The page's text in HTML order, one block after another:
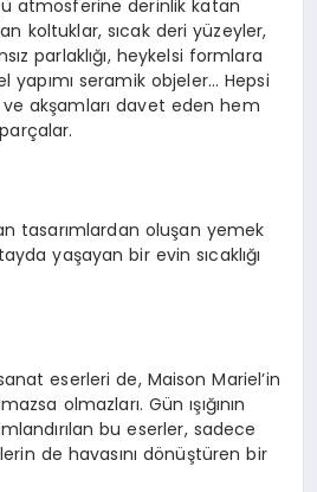
atmosferine derinlik katan
koltuklar, sıcak deri yüzeyler,
parlaklığı, heykelsi formlara
yapımı seramik objeler… Hepsi
akşamları davet eden hem
tasarımlardan oluşan yemek
yaşayan bir evin sıcaklığı
eserleri de, Maison Mariel’in
olmazları. Gün ışığının
bu eserler, sadece
de havasını dönüştüren bir